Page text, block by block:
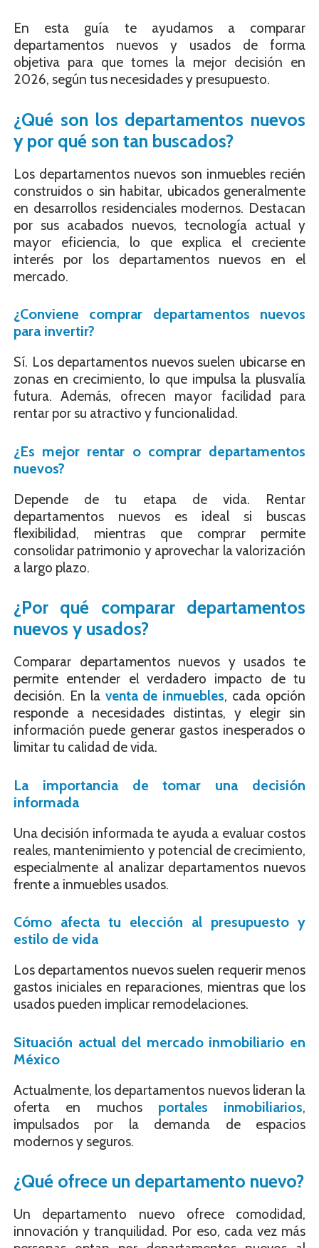
En esta guía te ayudamos a comparar
departamentos nuevos y usados de forma
objetiva para que tomes la mejor decisión en
2026, según tus necesidades y presupuesto.
¿Qué son los departamentos nuevos
y por qué son tan buscados?
Los departamentos nuevos son inmuebles recién
construidos o sin habitar, ubicados generalmente
en desarrollos residenciales modernos. Destacan
por sus acabados nuevos, tecnología actual y
mayor eficiencia, lo que explica el creciente
interés por los departamentos nuevos en el
mercado.
¿Conviene comprar departamentos nuevos
para invertir?
Sí. Los departamentos nuevos suelen ubicarse en
zonas en crecimiento, lo que impulsa la plusvalía
futura. Además, ofrecen mayor facilidad para
rentar por su atractivo y funcionalidad.
¿Es mejor rentar o comprar departamentos
nuevos?
Depende de tu etapa de vida. Rentar
departamentos nuevos es ideal si buscas
flexibilidad, mientras que comprar permite
consolidar patrimonio y aprovechar la valorización
a largo plazo.
¿Por qué comparar departamentos
nuevos y usados?
Comparar departamentos nuevos y usados te
permite entender el verdadero impacto de tu
decisión. En la venta de inmuebles, cada opción
responde a necesidades distintas, y elegir sin
información puede generar gastos inesperados o
limitar tu calidad de vida.
La importancia de tomar una decisión
informada
Una decisión informada te ayuda a evaluar costos
reales, mantenimiento y potencial de crecimiento,
especialmente al analizar departamentos nuevos
frente a inmuebles usados.
Cómo afecta tu elección al presupuesto y
estilo de vida
Los departamentos nuevos suelen requerir menos
gastos iniciales en reparaciones, mientras que los
usados pueden implicar remodelaciones.
Situación actual del mercado inmobiliario en
México
Actualmente, los departamentos nuevos lideran la
oferta en muchos portales inmobiliarios,
impulsados por la demanda de espacios
modernos y seguros.
¿Qué ofrece un departamento nuevo?
Un departamento nuevo ofrece comodidad,
innovación y tranquilidad. Por eso, cada vez más